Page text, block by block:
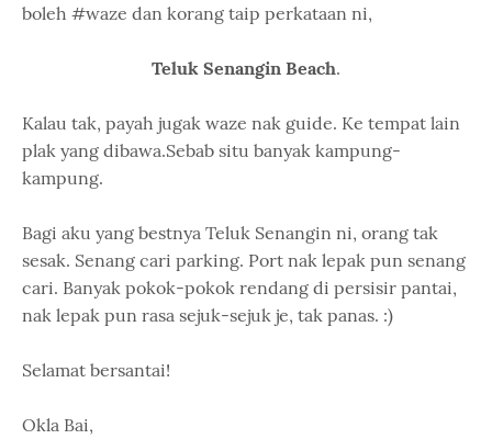
boleh #waze dan korang taip perkataan ni,
Teluk Senangin Beach.
Kalau tak, payah jugak waze nak guide. Ke tempat lain
plak yang dibawa.Sebab situ banyak kampung-
kampung.
Bagi aku yang bestnya Teluk Senangin ni, orang tak
sesak. Senang cari parking. Port nak lepak pun senang
cari. Banyak pokok-pokok rendang di persisir pantai,
nak lepak pun rasa sejuk-sejuk je, tak panas. :)
Selamat bersantai!
Okla Bai,